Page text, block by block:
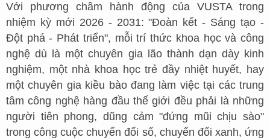
Với phương châm hành động của VUSTA trong
nhiệm kỳ mới 2026 - 2031: "Đoàn kết - Sáng tạo -
Đột phá - Phát triển", mỗi trí thức khoa học và công
nghệ dù là một chuyên gia lão thành dạn dày kinh
nghiệm, một nhà khoa học trẻ đầy nhiệt huyết, hay
một chuyên gia kiều bào đang làm việc tại các trung
tâm công nghệ hàng đầu thế giới đều phải là những
người tiên phong, dũng cảm "đứng mũi chịu sào"
trong công cuộc chuyển đổi số, chuyển đổi xanh, ứng